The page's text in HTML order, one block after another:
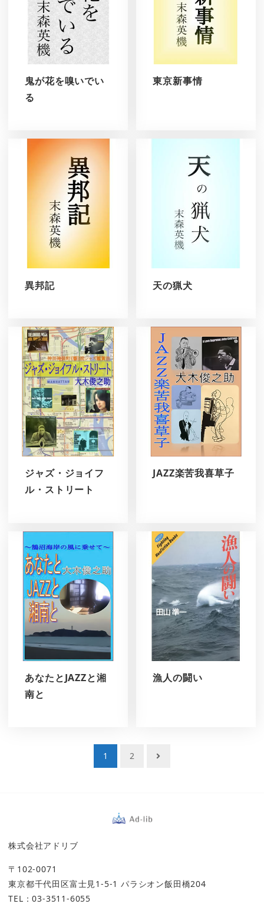
鬼が花を嗅いでい
る
東京新事情
異邦記 天の猟犬
ジャズ・ジョイフ
ル・ストリート
JAZZ楽苦我喜草子
あなたとJAZZと湘
南と
漁人の闘い
ー
シ
ョ
ン
1 2
株式会社アドリブ
〒102-0071
東京都千代田区富士見1-5-1 パラシオン飯田橋204
TEL：03-3511-6055